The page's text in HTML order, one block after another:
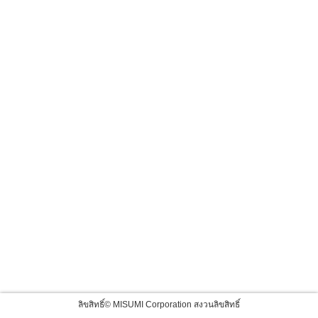
ลิขสิทธิ์© MISUMI Corporation สงวนลิขสิทธิ์